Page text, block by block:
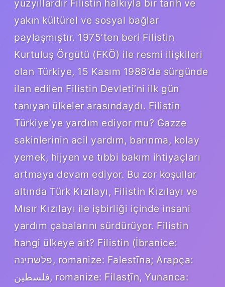
yüzyıllardır Filistin halkıyla bir tarih ve
yakın kültürel ve sosyal bağlar
paylaşmıştır. 1975’ten beri Filistin
Kurtuluş Örgütü (FKÖ) ile resmi ilişkileri
olan Türkiye, 15 Kasım 1988’de sürgünde
ilan edilen Filistin Devleti’ni ilk gün
tanıyan ülkeler arasındaydı. Filistin
Türkiye’ye yardım ediyor mu? Gazze
sakinlerinin acil yardım, barınma, kolay
yemek, hijyen ve tıbbi bakım ihtiyaçları
artmaya devam ediyor. Bu zor koşullar
altında Türk Kızılayı, Filistin Kızılayı ve
Mısır Kızılayı ile işbirliği içinde insani
yardım çabalarını sürdürüyor. Filistin
hangi ülkeye ait? Filistin (İbranice:
פלשתינה‎, romanize: Falestīna; Arapça:
فلسطين, romanize: Filasṭīn, Yunanca: